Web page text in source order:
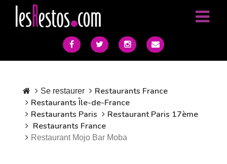
Se restaurer
Restaurants France
Restaurants Île-de-France
Restaurants Paris
Restaurant Paris 17ème
Restaurants France
Restaurant Mojo Bar Moba